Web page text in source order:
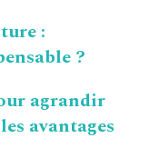
:
?
agrandir
avantages